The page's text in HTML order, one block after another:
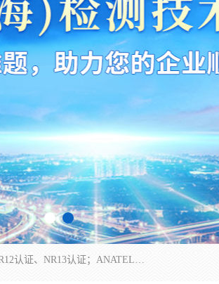
*是一家的测试、评估、检查与认机构，主要从事巴西NR10认证、NR12认证、NR13认证；ANATEL认证、INMTRO认证，欧盟CE认证：MD认证，PED认证，MID认证，ATEX认证，德国蓝色天使认证。